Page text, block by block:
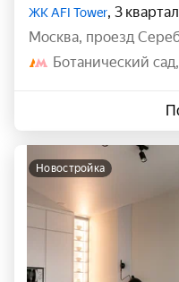
ЖК AFI Tower, 3
Москва, проезд
Ботанический сад
новостройка